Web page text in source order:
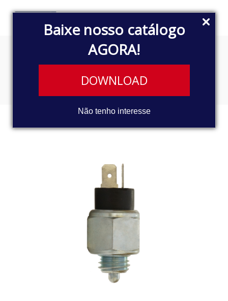
Baixe nosso catálogo
AGORA!
DOWNLOAD
Não tenho interesse
INTERRUPTOR DE LUZ DE RÉ